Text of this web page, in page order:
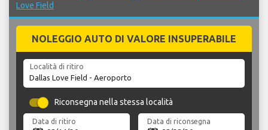
Love Field
NOLEGGIO AUTO DI VALORE INSUPERABILE
Località di ritiro
Riconsegna nella stessa località
Data di ritiro Data di riconsegna